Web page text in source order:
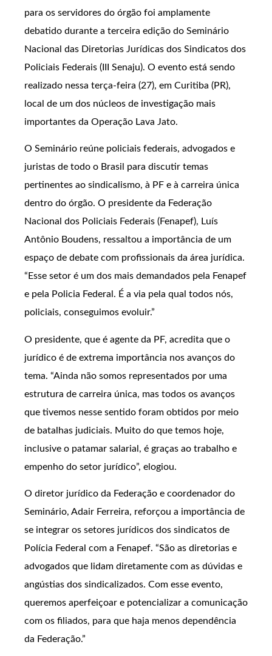
para os servidores do órgão foi amplamente
debatido durante a terceira edição do Seminário
Nacional das Diretorias Jurídicas dos Sindicatos dos
Policiais Federais (III Senaju). O evento está sendo
realizado nessa terça-feira (27), em Curitiba (PR),
local de um dos núcleos de investigação mais
importantes da Operação Lava Jato.
O Seminário reúne policiais federais, advogados e
juristas de todo o Brasil para discutir temas
pertinentes ao sindicalismo, à PF e à carreira única
dentro do órgão. O presidente da Federação
Nacional dos Policiais Federais (Fenapef), Luís
Antônio Boudens, ressaltou a importância de um
espaço de debate com profissionais da área jurídica.
“Esse setor é um dos mais demandados pela Fenapef
e pela Policia Federal. É a via pela qual todos nós,
policiais, conseguimos evoluir.”
O presidente, que é agente da PF, acredita que o
jurídico é de extrema importância nos avanços do
tema. “Ainda não somos representados por uma
estrutura de carreira única, mas todos os avanços
que tivemos nesse sentido foram obtidos por meio
de batalhas judiciais. Muito do que temos hoje,
inclusive o patamar salarial, é graças ao trabalho e
empenho do setor jurídico”, elogiou.
O diretor jurídico da Federação e coordenador do
Seminário, Adair Ferreira, reforçou a importância de
se integrar os setores jurídicos dos sindicatos de
Polícia Federal com a Fenapef. “São as diretorias e
advogados que lidam diretamente com as dúvidas e
angústias dos sindicalizados. Com esse evento,
queremos aperfeiçoar e potencializar a comunicação
com os filiados, para que haja menos dependência
da Federação.”